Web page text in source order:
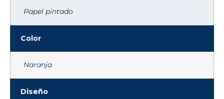
Papel pintado
Color
Naranja
Diseño